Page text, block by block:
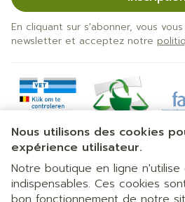
Nous utilisons des cookies
expérience utilisateur.
Notre boutique en ligne
indispensables. Ces cookies
En cliquant sur s'abonner, vous
newsletter et acceptez notre